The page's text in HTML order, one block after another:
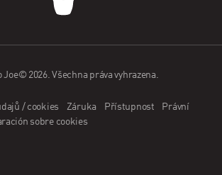
Joe
Joe© 2026. Všechna práva vyhrazena.
/ cookies Záruka Přístupnost
Právní
sobre cookies